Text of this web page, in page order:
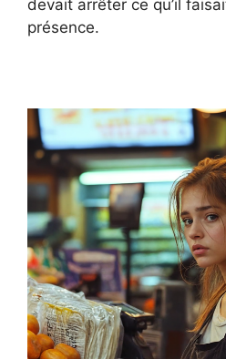
devait arrêter ce qu’il
présence.